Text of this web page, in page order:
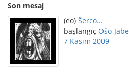
Son mesaj
(eo) Ŝerco...
başlangıç Oŝo-Jabe
7 Kasım 2009